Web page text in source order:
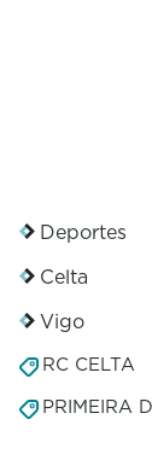
s
Deportes
Celta
Vigo
RC CELTA
PRIMEIRA